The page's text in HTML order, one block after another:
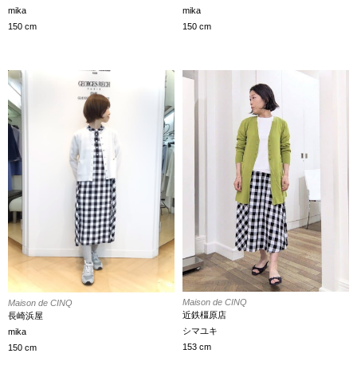
mika
150 cm
mika
150 cm
Maison de CINQ
長崎浜屋
mika
150 cm
Maison de CINQ
近鉄橿原店
シマユキ
153 cm